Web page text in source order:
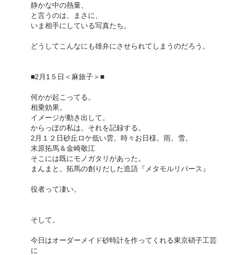
静かな中の熱量、
と言うのは、まさに、
いま相手にしている写真たち。
どうしてこんなにも雄弁にさせられてしまうのだろう。
■2月1５日＜麻旅子＞■
何かが起こってる。
相乗効果。
イメージが動き出して。
からっぽの私は。それを記録する。
2月１２日砂丘ロケ低い雲。時々お日様。雨。雪。
末原拓馬＆金崎敬江
そこには既にモノガタリがあった。
まんまと。拓馬の創りだした造語『メタモルリバース』
役者って凄い。
そして。
今日はオーダーメイド砂時計を作ってくれる東京硝子工芸
に